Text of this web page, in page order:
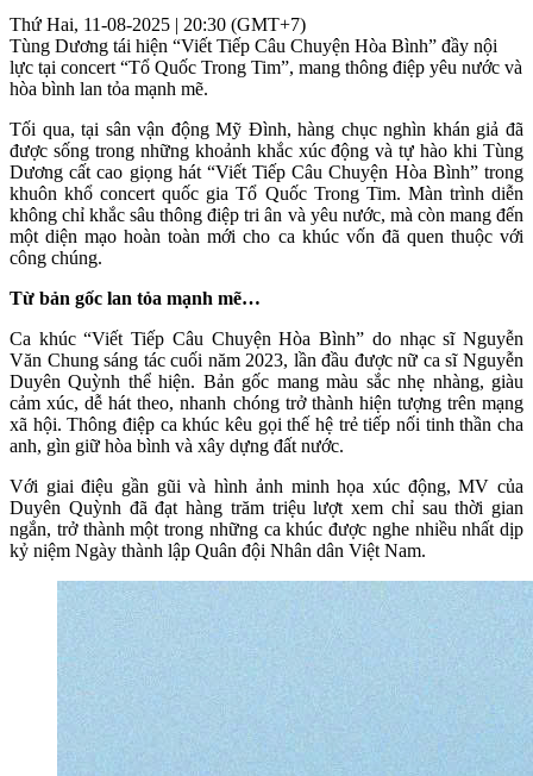
Thứ Hai, 11-08-2025 | 20:30 (GMT+7)
Tùng Dương tái hiện “Viết Tiếp Câu Chuyện Hòa Bình” đầy nội
lực tại concert “Tổ Quốc Trong Tim”, mang thông điệp yêu nước và
hòa bình lan tỏa mạnh mẽ.
Tối qua, tại sân vận động Mỹ Đình, hàng chục nghìn khán giả đã
được sống trong những khoảnh khắc xúc động và tự hào khi Tùng
Dương cất cao giọng hát “Viết Tiếp Câu Chuyện Hòa Bình” trong
khuôn khổ concert quốc gia Tổ Quốc Trong Tim. Màn trình diễn
không chỉ khắc sâu thông điệp tri ân và yêu nước, mà còn mang đến
một diện mạo hoàn toàn mới cho ca khúc vốn đã quen thuộc với
công chúng.
Từ bản gốc lan tỏa mạnh mẽ…
Ca khúc “Viết Tiếp Câu Chuyện Hòa Bình” do nhạc sĩ Nguyễn
Văn Chung sáng tác cuối năm 2023, lần đầu được nữ ca sĩ Nguyễn
Duyên Quỳnh thể hiện. Bản gốc mang màu sắc nhẹ nhàng, giàu
cảm xúc, dễ hát theo, nhanh chóng trở thành hiện tượng trên mạng
xã hội. Thông điệp ca khúc kêu gọi thế hệ trẻ tiếp nối tinh thần cha
anh, gìn giữ hòa bình và xây dựng đất nước.
Với giai điệu gần gũi và hình ảnh minh họa xúc động, MV của
Duyên Quỳnh đã đạt hàng trăm triệu lượt xem chỉ sau thời gian
ngắn, trở thành một trong những ca khúc được nghe nhiều nhất dịp
kỷ niệm Ngày thành lập Quân đội Nhân dân Việt Nam.